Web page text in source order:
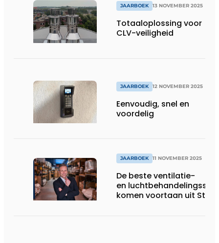
JAARBOEK 13 NOVEMBER 2025
Totaaloplossing voor
CLV-veiligheid
JAARBOEK 12 NOVEMBER 2025
Eenvoudig, snel en
voordelig
JAARBOEK 11 NOVEMBER 2025
De beste ventilatie-
en
komen voortaan uit